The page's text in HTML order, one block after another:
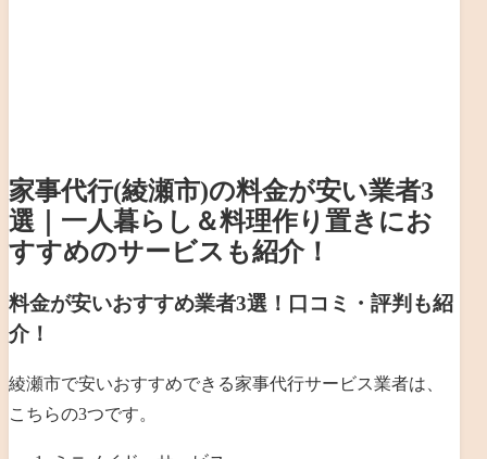
家事代行(綾瀬市)の料金が安い業者3
選｜一人暮らし＆料理作り置きにお
すすめのサービスも紹介！
料金が安いおすすめ業者3選！口コミ・評判も紹
介！
綾瀬市で安いおすすめできる家事代行サービス業者は、
こちらの3つです。